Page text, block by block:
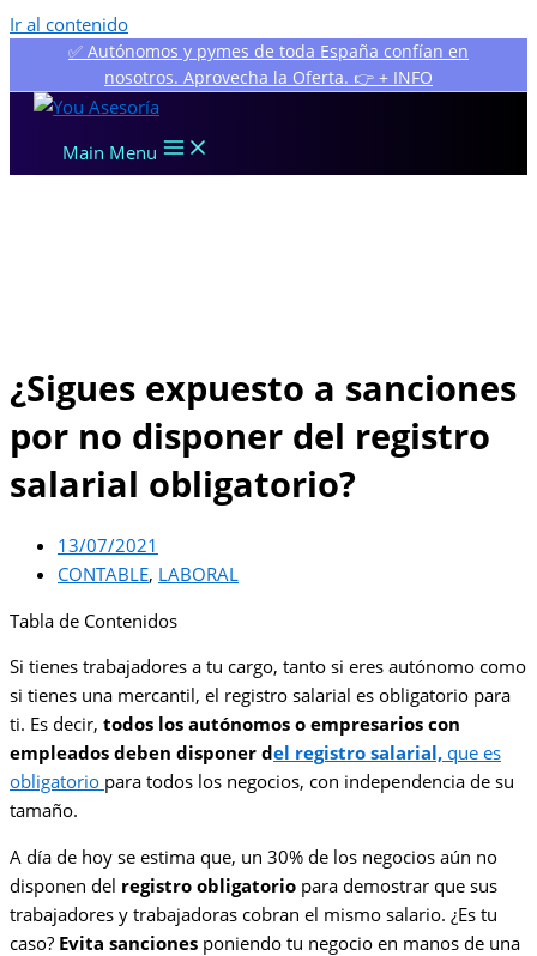
Ir al contenido
✅ Autónomos y pymes de toda España confían en
nosotros. Aprovecha la Oferta. 👉 + INFO
Main Menu
¿Sigues expuesto a sanciones
por no disponer del registro
salarial obligatorio?
13/07/2021
CONTABLE, LABORAL
Tabla de Contenidos
Si tienes trabajadores a tu cargo, tanto si eres autónomo como
si tienes una mercantil, el registro salarial es obligatorio para
ti. Es decir, todos los autónomos o empresarios con
empleados deben disponer del registro salarial, que es
obligatorio para todos los negocios, con independencia de su
tamaño.
A día de hoy se estima que, un 30% de los negocios aún no
disponen del registro obligatorio para demostrar que sus
trabajadores y trabajadoras cobran el mismo salario. ¿Es tu
caso? Evita sanciones poniendo tu negocio en manos de una